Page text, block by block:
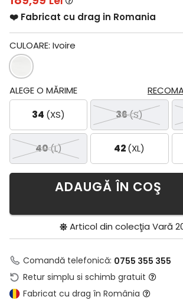
❤️ Fabricat cu drag in Romania
CULOARE: Ivoire
ALEGE O MĂRIME
34 (XS) 36(S)
40(L) 42(XL)
ADAUGĂ ÎN COŞ
Articol din colecţia Vară
Comandă telefonică: 0755 355 355
Retur simplu si schimb gratuit
Fabricat cu drag în România